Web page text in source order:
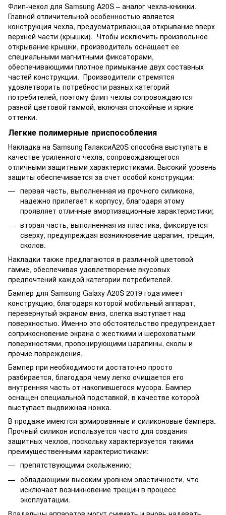
Флип-чехол для Samsung A20S – аналог чехла-книжки.
Главной отличительной особенностью является
конструкция чехла, предусматривающая открывание вверх
верхней части (крышки). Чтобы исключить произвольное
открывание крышки, производитель оснащает ее
специальными магнитными фиксаторами,
обеспечивающими плотное примыкание двух составных
частей конструкции. Производители стремятся
удовлетворить потребности разных категорий
потребителей, поэтому флип-чехлы сопровождаются
разной цветовой гаммой, включая спокойные и яркие
оттенки.
Легкие полимерные приспособления
Накладка на Samsung ГалаксиA20S способна выступать в
качестве усиленного чехла, сопровождающегося
отличными защитными характеристиками. Высокий уровень
защиты обеспечивается за счет особой конструкции:
первая часть, выполненная из прочного силикона,
надежно прилегает к корпусу, благодаря этому
проявляет отличные амортизационные характеристики;
вторая часть, выполненная из пластика, фиксируется
сверху, предупреждая возникновение царапин, трещин,
сколов.
Накладки также предлагаются в различной цветовой
гамме, обеспечивая удовлетворение вкусовых
предпочтений каждой категории потребителей.
Бампер для Samsung Galaxy A20S 2019 года имеет
конструкцию, благодаря которой мобильный аппарат,
перевернутый экраном вниз, слегка выступает над
поверхностью. Именно это обстоятельство предупреждает
соприкосновение экрана с жесткими и шероховатыми
поверхностями, провоцирующими царапины, сколы и
прочие повреждения.
Бампер при необходимости достаточно просто
разбирается, благодаря чему легко очищается его
внутренняя часть от накопившегося мусора. Бампер
оснащен специальной подставкой, в качестве которой
выступает выдвижная ножка.
В продаже имеются армированные и силиконовые бампера.
Прочный силикон используется часто для создания
защитных чехлов, поскольку характеризуется такими
преимущественными характеристиками:
препятствующими скольжению;
обладающими высоким уровнем эластичности, что
исключает возникновение трещин в процесс
эксплуатации.